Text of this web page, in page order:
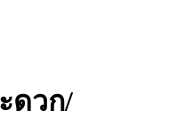
ดวก/